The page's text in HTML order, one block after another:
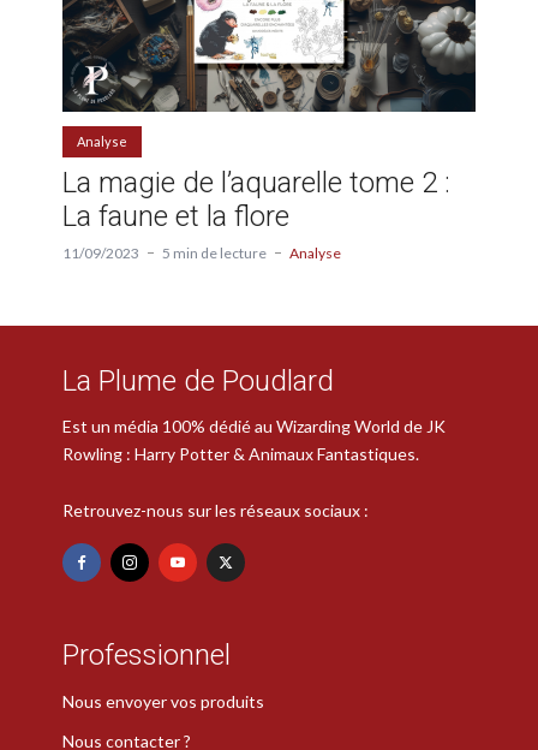
Analyse
La magie de l’aquarelle tome 2 :
La faune et la flore
11/09/2023 5 min de lecture Analyse
La Plume de Poudlard
Est un média 100% dédié au Wizarding World de JK
Rowling : Harry Potter & Animaux Fantastiques.
Retrouvez-nous sur les réseaux sociaux :
Professionnel
Nous envoyer vos produits
Nous contacter ?